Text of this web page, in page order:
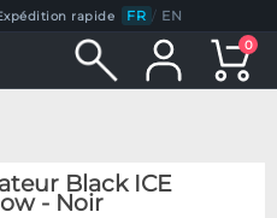
rapide FR / EN
0
Black ICE
- Noir